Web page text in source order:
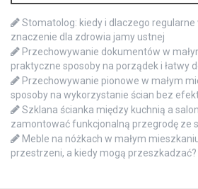
Stomatolog: kiedy i dlaczego
znaczenie dla zdrowia jamy ustnej
Przechowywanie dokumentów w
praktyczne sposoby na porządek i łatwy
Przechowywanie pionowe w małym
sposoby na wykorzystanie ścian bez
Szklana ścianka między kuchnią a
zamontować funkcjonalną przegrodę ze
Meble na nóżkach w małym
przestrzeni, a kiedy mogą przeszkadzać?